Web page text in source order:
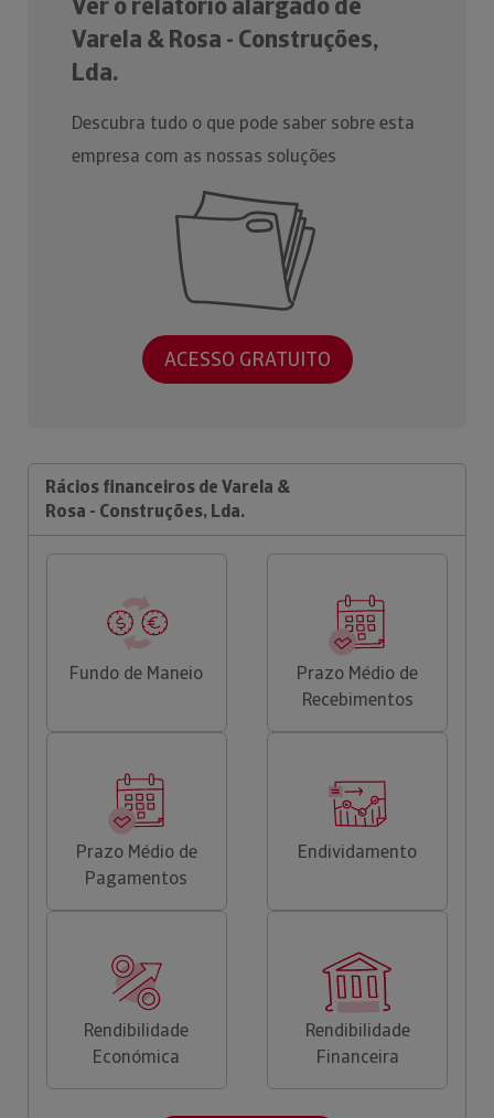
Varela & Rosa - Construções,
Lda.
Descubra tudo o que pode saber sobre esta
empresa com as nossas soluções
ACESSO GRATUITO
Rácios financeiros de Varela &
Rosa - Construções, Lda.
Fundo de Maneio
Prazo Médio de
Recebimentos
Prazo Médio de
Pagamentos
Endividamento
Rendibilidade
Económica
Rendibilidade
Financeira